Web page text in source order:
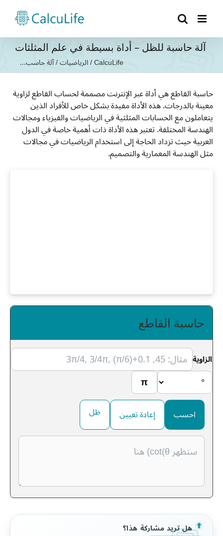
آلة حاسبة للظل – أداة بسيطة في علم المثلثات
CalcuLife
/الرياضيات/آلة حاسب...
حاسبة القاطع هي أداة عبر الإنترنت مصممة لحساب القاطع لزاوية
معينة بالدرجات. هذه الأداة مفيدة بشكل خاص للأفراد الذين
يتعاملون مع الحسابات المثلثية في الرياضيات والفيزياء ومجالات
الهندسة المختلفة. تعتبر هذه الأداة ذات أهمية خاصة في الدول
العربية حيث تزداد الحاجة إلى استخدام الرياضيات في مجالات
مثل الهندسة المعمارية والتصميم.
حاسبة القاطع
الزاوية
π
احسب إعادة تعيين ظل
هل تريد مشاركة هذا؟